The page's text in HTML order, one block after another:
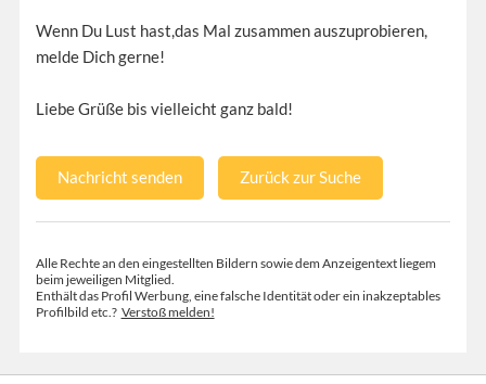
Wenn Du Lust hast,das Mal zusammen auszuprobieren,
melde Dich gerne!
Liebe Grüße bis vielleicht ganz bald!
Nachricht senden Zurück zur Suche
Alle Rechte an den eingestellten Bildern sowie dem Anzeigentext liegem
beim jeweiligen Mitglied.
Enthält das Profil Werbung, eine falsche Identität oder ein inakzeptables
Profilbild etc.? Verstoß melden!